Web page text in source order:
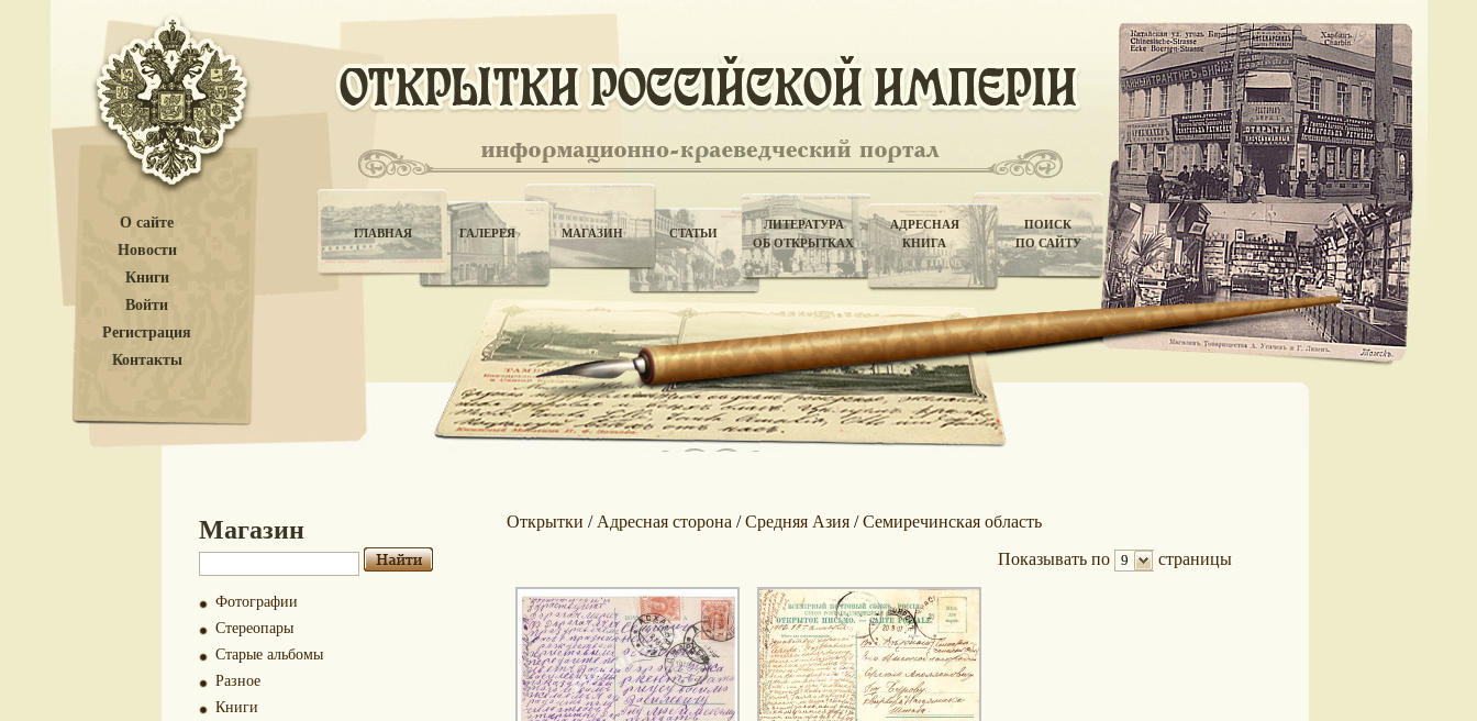
О сайте
Новости
Книги
Войти
Регистрация
Контакты
ГЛАВНАЯ ГАЛЕРЕЯ МАГАЗИН СТАТЬИ
ЛИТЕРАТУРА
ОБ ОТКРЫТКАХ
АДРЕСНАЯ
КНИГА
ПОИСК
ПО САЙТУ
Магазин
Фотографии
Стереопары
Старые альбомы
Разное
Книги
Открытки / Адресная сторона /Средняя Азия/Семиречинская область
Показывать по 9 страницы